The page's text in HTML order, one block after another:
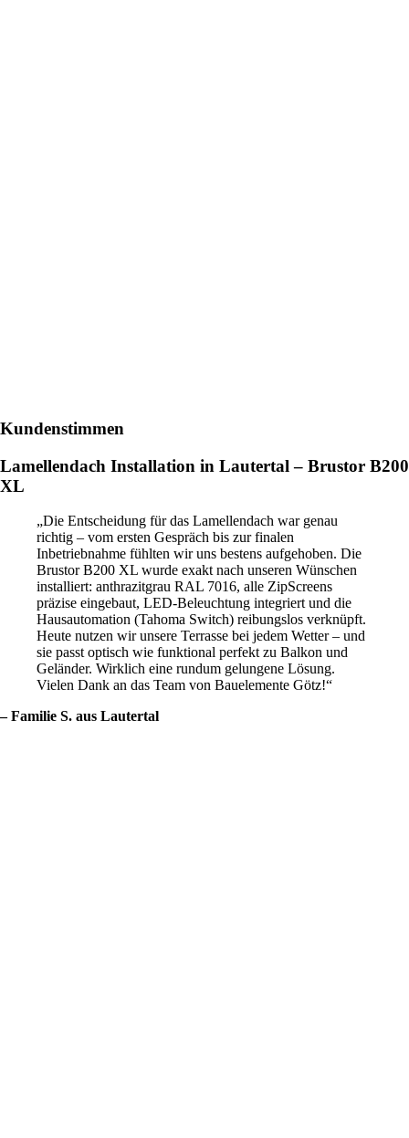
Kundenstimmen
Lamellendach Installation in Lautertal – Brustor B200
XL
„Die Entscheidung für das Lamellendach war genau
richtig – vom ersten Gespräch bis zur finalen
Inbetriebnahme fühlten wir uns bestens aufgehoben. Die
Brustor B200 XL wurde exakt nach unseren Wünschen
installiert: anthrazitgrau RAL 7016, alle ZipScreens
präzise eingebaut, LED-Beleuchtung integriert und die
Hausautomation (Tahoma Switch) reibungslos verknüpft.
Heute nutzen wir unsere Terrasse bei jedem Wetter – und
sie passt optisch wie funktional perfekt zu Balkon und
Geländer. Wirklich eine rundum gelungene Lösung.
Vielen Dank an das Team von Bauelemente Götz!“
– Familie S. aus Lautertal